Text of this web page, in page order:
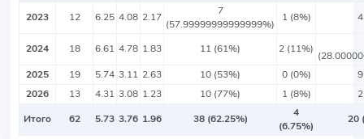
2023
12 6.25 4.08 2.17
7
(57.99999999999999%)
1 (8%)
2024 18 6.61 4.78 1.83 11 (61%) 2 (11%)
2025
19 5.74 3.11 2.63 10 (53%) 0 (0%)
2026
13 4.31 3.08 1.23 10 (77%) 1 (8%)
Итого
62 5.73 3.76 1.96 38 (62.25%)
4
(6.75%)
20